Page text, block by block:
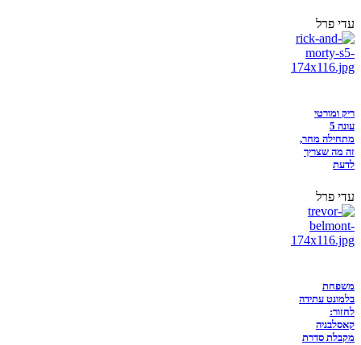
עדי פרל
ריק ומורטי
עונה 5
מתחילה מחר,
זה מה שצריך
לדעת
עדי פרל
משפחת
בלמונט עתידה
לחזור:
קאסלבניה
מקבלת סדרת